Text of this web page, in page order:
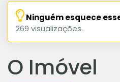
Ninguém esquece
269 visualizações.
O Imóvel